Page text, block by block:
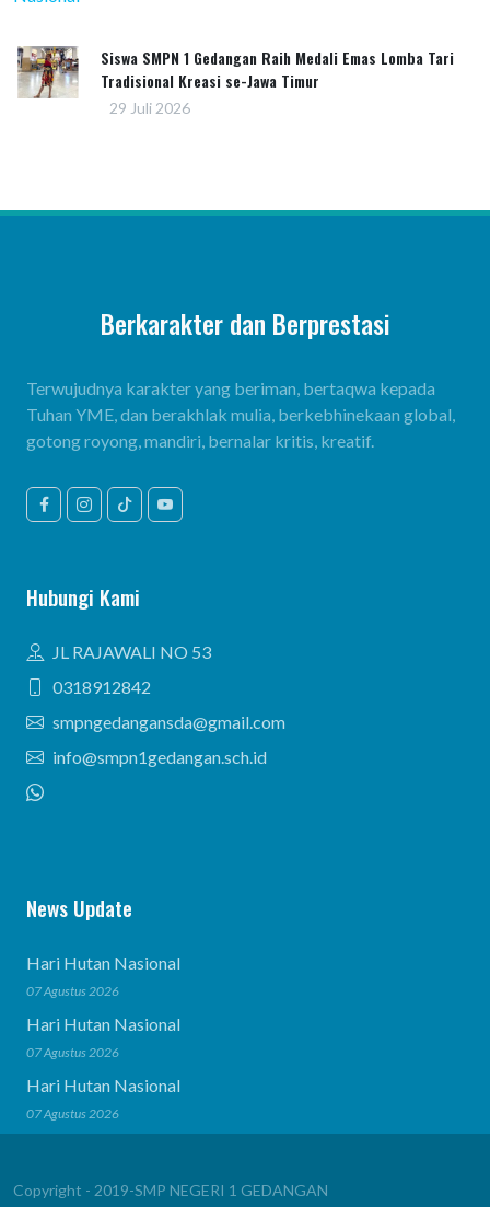
Siswa SMPN 1 Gedangan Raih Medali Emas Lomba Tari
Tradisional Kreasi se-Jawa Timur
29 Juli 2026
Berkarakter dan Berprestasi
Terwujudnya karakter yang beriman, bertaqwa kepada
Tuhan YME, dan berakhlak mulia, berkebhinekaan global,
gotong royong, mandiri, bernalar kritis, kreatif.
Hubungi Kami
JL RAJAWALI NO 53
0318912842
smpngedangansda@gmail.com
info@smpn1gedangan.sch.id
News Update
Hari Hutan Nasional
07 Agustus 2026
Hari Hutan Nasional
07 Agustus 2026
Hari Hutan Nasional
07 Agustus 2026
Copyright - 2019-SMP NEGERI 1 GEDANGAN